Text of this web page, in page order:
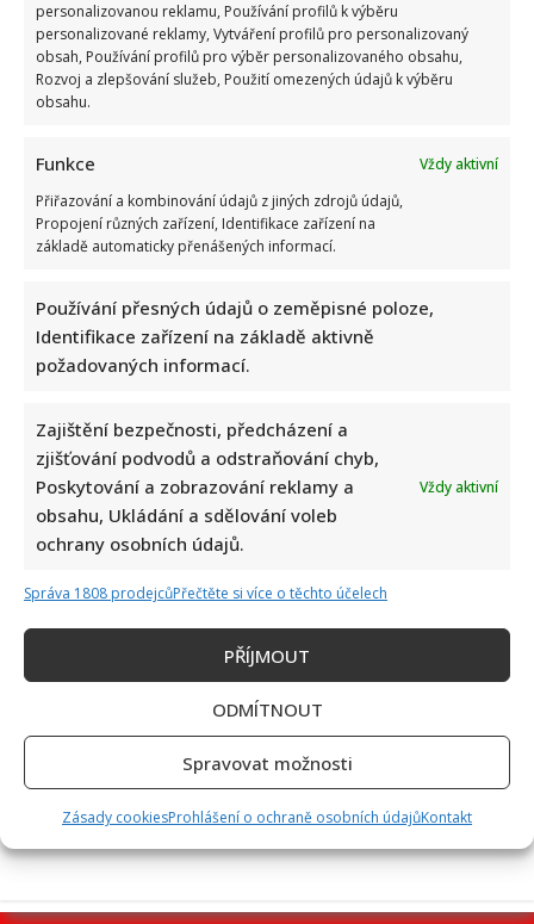
personalizovanou reklamu, Používání profilů k výběru
personalizované reklamy, Vytváření profilů pro personalizovaný
obsah, Používání profilů pro výběr personalizovaného obsahu,
Rozvoj a zlepšování služeb, Použití omezených údajů k výběru
obsahu.
Funkce
Vždy aktivní
Přiřazování a kombinování údajů z jiných zdrojů údajů,
Propojení různých zařízení, Identifikace zařízení na
základě automaticky přenášených informací.
Používání přesných údajů o zeměpisné poloze,
Identifikace zařízení na základě aktivně
požadovaných informací.
Zajištění bezpečnosti, předcházení a
zjišťování podvodů a odstraňování chyb,
Poskytování a zobrazování reklamy a
obsahu, Ukládání a sdělování voleb
ochrany osobních údajů.
Vždy aktivní
Správa 1808 prodejcůPřečtěte si více o těchto účelech
PŘÍJMOUT
ODMÍTNOUT
Spravovat možnosti
Zásady cookiesProhlášení o ochraně osobních údajůKontakt
Petr Kotvald a Stanislav Hložek otevřeně o svých
důchodech: Oba si stále musí přivydělávat
Upozornila na téma, které rozděluje společnost
Test znalostí na téma české pohádky a jejich hlášky: Úkolem
je přiřadit 10/10 výroků ke správným filmům
Daniela Brzobohatá se pustila do Petra Macinky: Jeho
chvástání obrátila proti němu a pobavila fanoušky